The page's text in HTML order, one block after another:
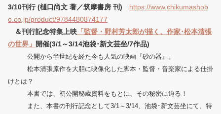
3/10刊行 (樋口尚文 著／筑摩書房 刊) https://www.chikumashob
o.co.jp/product/9784480874177
＆刊行記念特集上映 「監督・野村芳太郎が描く、作家･松本清張
の世界」 開催(3/1～3/14池袋･新文芸坐/7作品)
公開から半世紀を経た今も人気の映画『砂の器』。
松本清張原作を大胆に映像化した脚本・監督・音楽家による仕掛
けとは？
本書では、初公開秘蔵資料をもとに、その秘密に迫る！
また、本書の刊行記念として3/1～3/14、池袋･新文芸坐にて、 特